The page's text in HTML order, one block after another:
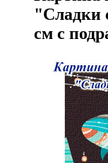
"Сладки
см с